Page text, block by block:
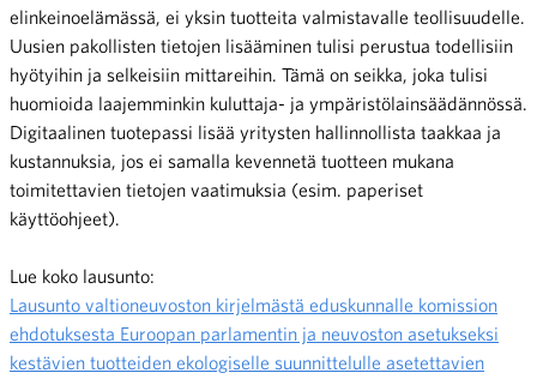
elinkeinoelämässä, ei yksin tuotteita valmistavalle teollisuudelle.
Uusien pakollisten tietojen lisääminen tulisi perustua todellisiin
hyötyihin ja selkeisiin mittareihin. Tämä on seikka, joka tulisi
huomioida laajemminkin kuluttaja- ja ympäristölainsäädännössä.
Digitaalinen tuotepassi lisää yritysten hallinnollista taakkaa ja
kustannuksia, jos ei samalla kevennetä tuotteen mukana
toimitettavien tietojen vaatimuksia (esim. paperiset
käyttöohjeet).
Lue koko lausunto:
Lausunto valtioneuvoston kirjelmästä eduskunnalle komission
ehdotuksesta Euroopan parlamentin ja neuvoston asetukseksi
kestävien tuotteiden ekologiselle suunnittelulle asetettavien